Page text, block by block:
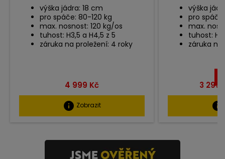
výška jádra: 18 cm
pro spáče: 80-120 kg
max. nosnost: 120 kg/os
tuhost: H3,5 a H4,5 z 5
záruka na proležení: 4 roky
Cena
4 999 Kč
info Zobrazit
výška
pro
max.
tuhost:
záruka na
Cena
3 299
info